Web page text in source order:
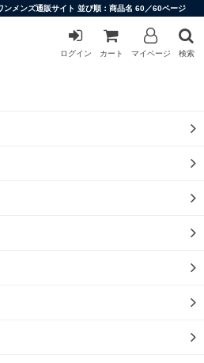
ンメンズ通販サイト 並び順：商品名 60／60ページ
ログイン カート マイページ 検索